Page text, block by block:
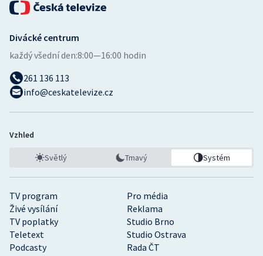
TV program
Pro média
Živé vysílání
Reklama
TV poplatky
Studio Brno
Teletext
Studio Ostrava
Podcasty
Rada ČT
Divácké centrum
každý všední den:8:00—16:00 hodin
261 136 113
info@ceskatelevize.cz
Vzhled
Světlý Tmavý Systém